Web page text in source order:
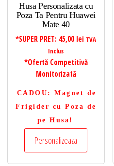
Husa Personalizata cu
Poza Ta Pentru Huawei
Mate 40
*SUPER PRET: 45,00 lei TVA
Inclus
*Ofertă Competitivă
Monitorizată
CADOU : Magnet de
Frigider cu Poza de
pe Husa!
Personalizeaza